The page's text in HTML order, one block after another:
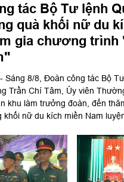
tác Bộ Tư lệnh
quà khối nữ du
gia chương trình
Sáng 8/8, Đoàn công tác Bộ
Trần Chí Tâm, Ủy viên
khu làm trưởng đoàn, đến
khối nữ du kích miền Nam